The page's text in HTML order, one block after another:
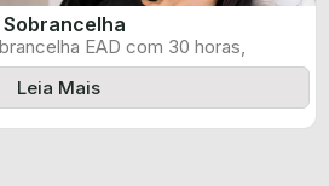
EAD com 30 horas,
produtor ...
Leia Mais